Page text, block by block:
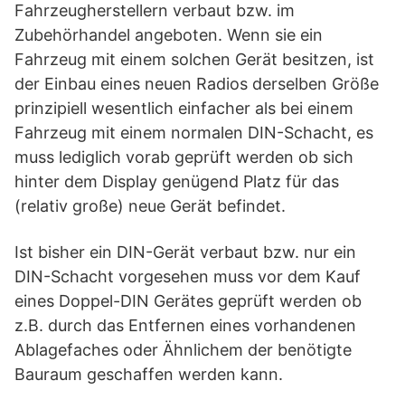
Fahrzeugherstellern verbaut bzw. im
Zubehörhandel angeboten. Wenn sie ein
Fahrzeug mit einem solchen Gerät besitzen, ist
der Einbau eines neuen Radios derselben Größe
prinzipiell wesentlich einfacher als bei einem
Fahrzeug mit einem normalen DIN-Schacht, es
muss lediglich vorab geprüft werden ob sich
hinter dem Display genügend Platz für das
(relativ große) neue Gerät befindet.
Ist bisher ein DIN-Gerät verbaut bzw. nur ein
DIN-Schacht vorgesehen muss vor dem Kauf
eines ­Doppel-DIN Gerätes geprüft werden ob
z.B. durch das Entfernen eines vorhandenen
Ablagefaches oder Ähnlichem der benötigte
Bauraum geschaffen werden kann.